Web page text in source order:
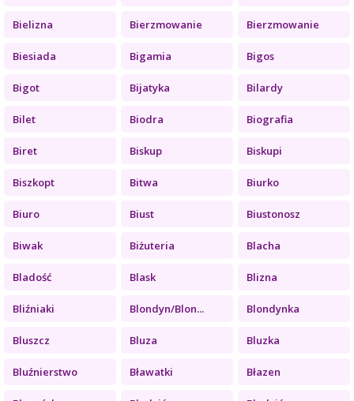
Bielizna Bierzmowanie Bierzmowanie
Biesiada Bigamia Bigos
Bigot Bijatyka Bilardy
Bilet Biodra Biografia
Biret Biskup Biskupi
Biszkopt Bitwa Biurko
Biuro Biust Biustonosz
Biwak Biżuteria Blacha
Bladość Blask Blizna
Bliźniaki Blondyn/Blon... Blondynka
Bluszcz Bluza Bluzka
Bluźnierstwo Bławatki Błazen